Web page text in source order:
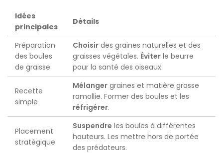
Idées
principales
Détails
Préparation
des boules
de graisse
Choisir des graines naturelles et des
graisses végétales. Éviter le beurre
pour la santé des oiseaux.
Recette
simple
Mélanger graines et matière grasse
ramollie. Former des boules et les
réfrigérer.
Placement
stratégique
Suspendre les boules à différentes
hauteurs. Les mettre hors de portée
des prédateurs.